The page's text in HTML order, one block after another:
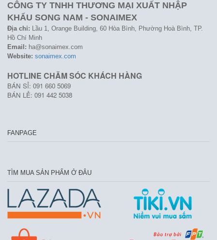
CÔNG TY TNHH THƯƠNG MẠI XUẤT NHẬP
KHẨU SONG NAM - SONAIMEX
Địa chỉ: Lầu 1, Orange Building, 60 Hòa Bình, Phường Hoà Bình, TP.
Hồ Chí Minh
Email: ha@sonaimex.com
Website: sonaimex.com
HOTLINE CHĂM SÓC KHÁCH HÀNG
BÁN SỈ: 091 660 5069
BÁN LẺ: 091 442 5038
FANPAGE
TÌM MUA SẢN PHẨM Ở ĐÂU